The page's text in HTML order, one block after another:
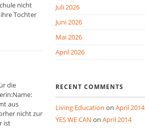
nicht
Tochter
die
aus
nicht zur
ist
Juli 2026
Juni 2026
Mai 2026
April 2026
RECENT COMMENTS
Living Education on April 2014
YES WE CAN on April 2014